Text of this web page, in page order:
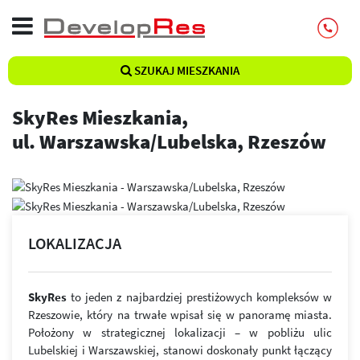
SZUKAJ MIESZKANIA
SkyRes Mieszkania,
ul. Warszawska/Lubelska, Rzeszów
LOKALIZACJA
SkyRes to jeden z najbardziej prestiżowych kompleksów w
Rzeszowie, który na trwałe wpisał się w panoramę miasta.
Położony w strategicznej lokalizacji – w pobliżu ulic
Lubelskiej i Warszawskiej, stanowi doskonały punkt łączący